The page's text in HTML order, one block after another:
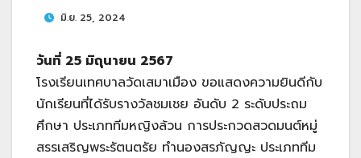
มิ.ย. 25, 2024
วันที่ 25 มิถุนายน 2567
โรงเรียนเทศบาลวัดเสมาเมือง ขอแสดงความยินดีกับ
นักเรียนที่ได้รับรางวัลชมเชย อันดับ 2 ระดับประถม
ศึกษา ประเภททีมหญิงล้วน การประกวดสวดมนต์หมู่
สรรเสริญพระรัตนตรัย ทำนองสรภัญญะ ประเภททีม